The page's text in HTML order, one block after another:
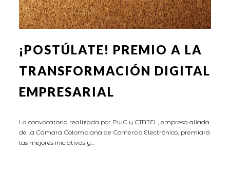
¡POSTÚLATE! PREMIO A LA
TRANSFORMACIÓN DIGITAL
EMPRESARIAL
La convocatoria realizada por PwC y CINTEL, empresa aliada
de la Cámara Colombiana de Comercio Electrónico, premiará
las mejores iniciativas y…